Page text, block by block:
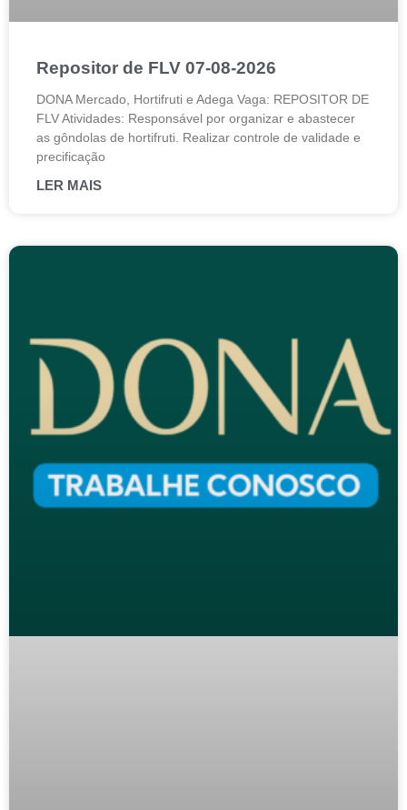
Repositor de FLV 07-08-2026
DONA Mercado, Hortifruti e Adega Vaga: REPOSITOR DE
FLV Atividades: Responsável por organizar e abastecer
as gôndolas de hortifruti. Realizar controle de validade e
precificação
LER MAIS